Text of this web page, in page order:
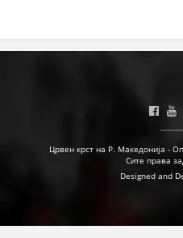
Црвен крст на Р. Македонија -
Сите права
Designed and